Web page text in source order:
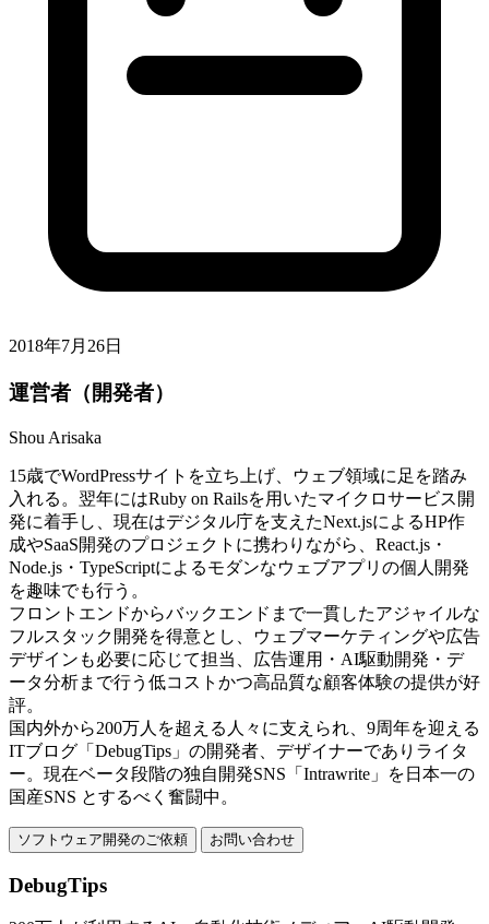
2018年7月26日
運営者（開発者）
Shou Arisaka
15歳でWordPressサイトを立ち上げ、ウェブ領域に足を踏み
入れる。翌年にはRuby on Railsを用いたマイクロサービス開
発に着手し、現在はデジタル庁を支えたNext.jsによるHP作
成やSaaS開発のプロジェクトに携わりながら、React.js・
Node.js・TypeScriptによるモダンなウェブアプリの個人開発
を趣味でも行う。
フロントエンドからバックエンドまで一貫したアジャイルな
フルスタック開発を得意とし、ウェブマーケティングや広告
デザインも必要に応じて担当、広告運用・AI駆動開発・デ
ータ分析まで行う低コストかつ高品質な顧客体験の提供が好
評。
国内外から200万人を超える人々に支えられ、9周年を迎える
ITブログ「DebugTips」の開発者、デザイナーでありライタ
ー。現在ベータ段階の独自開発SNS「Intrawrite」を日本一の
国産SNS とするべく奮闘中。
ソフトウェア開発のご依頼 お問い合わせ
DebugTips